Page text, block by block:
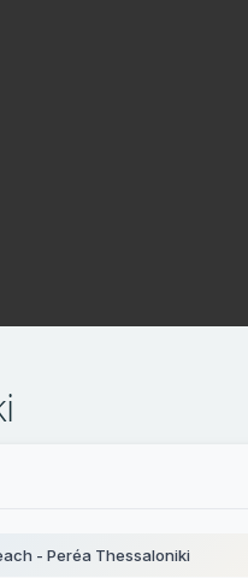
- Peréa Thessaloniki